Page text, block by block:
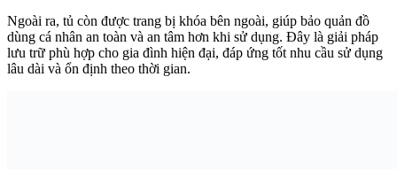
Ngoài ra, tủ còn được trang bị khóa bên ngoài, giúp bảo quản đồ
dùng cá nhân an toàn và an tâm hơn khi sử dụng. Đây là giải pháp
lưu trữ phù hợp cho gia đình hiện đại, đáp ứng tốt nhu cầu sử dụng
lâu dài và ổn định theo thời gian.